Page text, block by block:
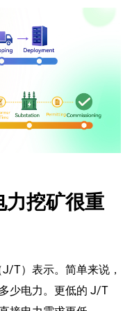
力挖矿很重
T）表示。简单来说，
少电力。更低的 J/T